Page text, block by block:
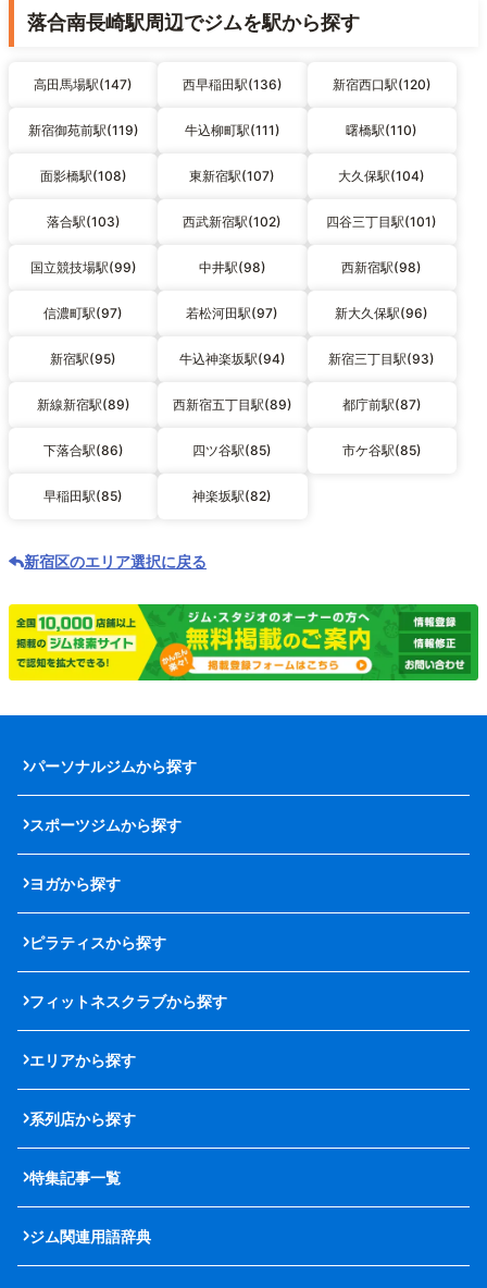
落合南長崎駅周辺でジムを駅から探す
高田馬場駅(147) 西早稲田駅(136) 新宿西口駅(120)
新宿御苑前駅(119) 牛込柳町駅(111) 曙橋駅(110)
面影橋駅(108) 東新宿駅(107) 大久保駅(104)
落合駅(103) 西武新宿駅(102) 四谷三丁目駅(101)
国立競技場駅(99) 中井駅(98) 西新宿駅(98)
信濃町駅(97) 若松河田駅(97) 新大久保駅(96)
新宿駅(95) 牛込神楽坂駅(94) 新宿三丁目駅(93)
新線新宿駅(89) 西新宿五丁目駅(89) 都庁前駅(87)
下落合駅(86) 四ツ谷駅(85) 市ケ谷駅(85)
早稲田駅(85) 神楽坂駅(82)
新宿区のエリア選択に戻る
パーソナルジムから探す
スポーツジムから探す
ヨガから探す
ピラティスから探す
フィットネスクラブから探す
エリアから探す
系列店から探す
特集記事一覧
ジム関連用語辞典